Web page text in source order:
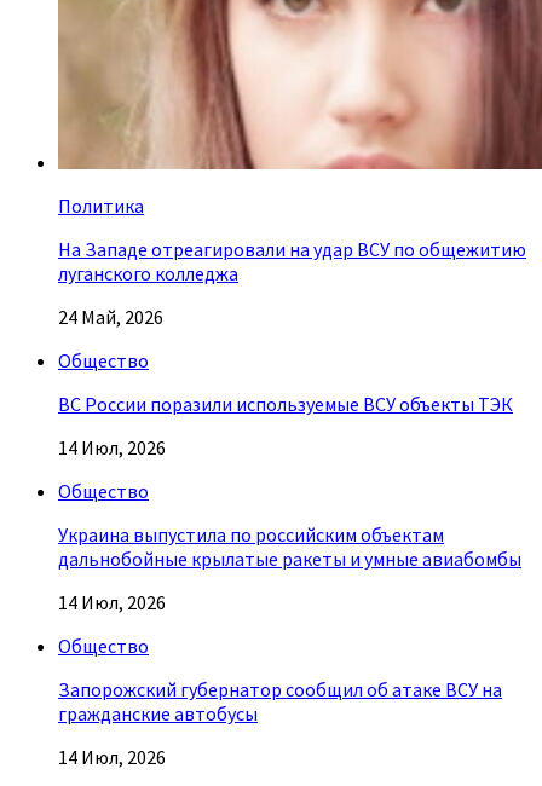
Политика
На Западе отреагировали на удар ВСУ по общежитию
луганского колледжа
24 Май, 2026
Общество
ВС России поразили используемые ВСУ объекты ТЭК
14 Июл, 2026
Общество
Украина выпустила по российским объектам
дальнобойные крылатые ракеты и умные авиабомбы
14 Июл, 2026
Общество
Запорожский губернатор сообщил об атаке ВСУ на
гражданские автобусы
14 Июл, 2026